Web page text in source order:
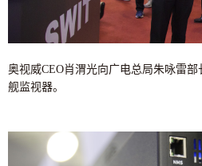
奥视威CEO肖渭光向广电总局朱咏雷
舰监视器。